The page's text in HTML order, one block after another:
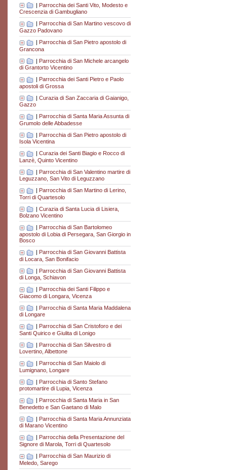
| Parrocchia dei Santi Vito, Modesto e
Crescenzia di Gambugliano
Parrocchia di San Martino vescovo di
Gazzo Padovano
| Parrocchia di San Pietro apostolo di
Grancona
| Parrocchia di San Michele arcangelo
di Grantorto Vicentino
| Parrocchia dei Santi Pietro e Paolo
apostoli di Grossa
| Curazia di San Zaccaria di Gaianigo,
Gazzo
| Parrocchia di Santa Maria Assunta di
Grumolo delle Abbadesse
| Parrocchia di San Pietro apostolo di
Isola Vicentina
Curazia dei Santi Biagio e Rocco di
Lanzè, Quinto Vicentino
| Parrocchia di San Valentino martire di
Leguzzano, San Vito di Leguzzano
Parrocchia di San Martino di Lerino,
Torri di Quartesolo
| Curazia di Santa Lucia di Lisiera,
Bolzano Vicentino
Parrocchia di San Bartolomeo
apostolo di Lobia di Persegara, San Giorgio in
Bosco
| Parrocchia di San Giovanni Battista
di Locara, San Bonifacio
| Parrocchia di San Giovanni Battista
di Longa, Schiavon
| Parrocchia dei Santi Filippo e
Giacomo di Longara, Vicenza
| Parrocchia di Santa Maria Maddalena
di Longare
| Parrocchia di San Cristoforo e dei
Santi Quirico e Giulita di Lonigo
| Parrocchia di San Silvestro di
Lovertino, Albettone
Parrocchia di San Maiolo di
Lumignano, Longare
| Parrocchia di Santo Stefano
protomartire di Lupia, Vicenza
Parrocchia di Santa Maria in San
Benedetto e San Gaetano di Malo
| Parrocchia di Santa Maria Annunziata
di Marano Vicentino
Parrocchia della Presentazione del
Signore di Marola, Torri di Quartesolo
| Parrocchia di San Maurizio di
Meledo, Sarego